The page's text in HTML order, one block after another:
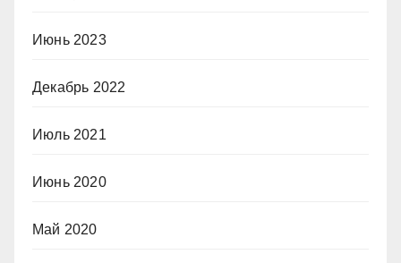
Июнь 2023
Декабрь 2022
Июль 2021
Июнь 2020
Май 2020